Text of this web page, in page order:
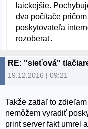
laickejšie.
dva počítače
poskytovateľa
rozoberať.
RE: "sieťová"
19.12.2016 | 09:21
Takže zatiaľ to
nemôžem vyradiť
print server fakt umrel